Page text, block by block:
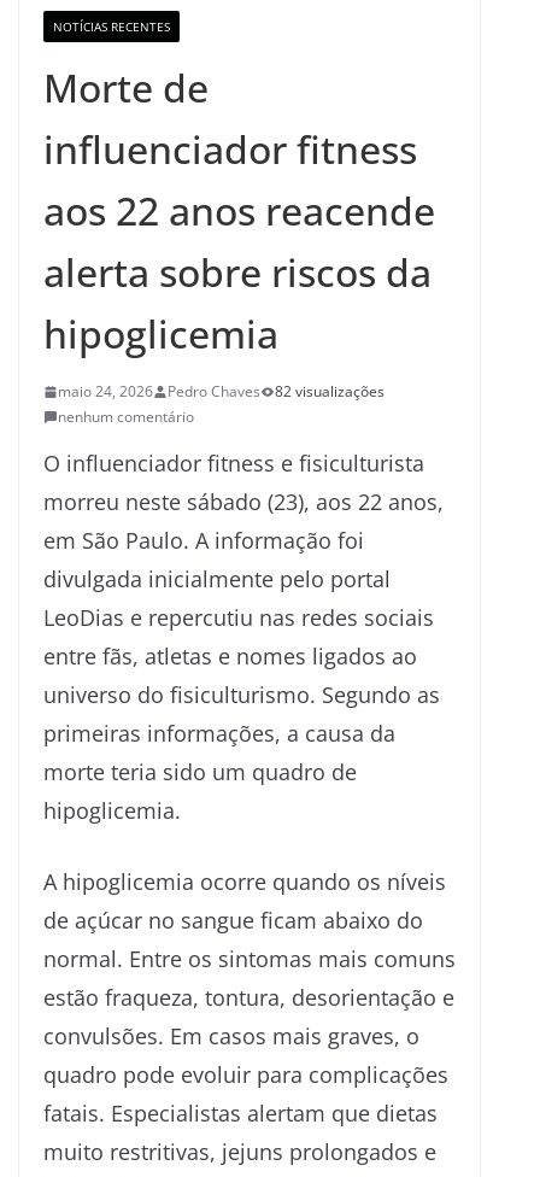
NOTÍCIAS RECENTES
Morte de
influenciador fitness
aos 22 anos reacende
alerta sobre riscos da
hipoglicemia
maio 24, 2026 Pedro Chaves
82 visualizações
nenhum comentário
O influenciador fitness e fisiculturista
morreu neste sábado (23), aos 22 anos,
em São Paulo. A informação foi
divulgada inicialmente pelo portal
LeoDias e repercutiu nas redes sociais
entre fãs, atletas e nomes ligados ao
universo do fisiculturismo. Segundo as
primeiras informações, a causa da
morte teria sido um quadro de
hipoglicemia.
A hipoglicemia ocorre quando os níveis
de açúcar no sangue ficam abaixo do
normal. Entre os sintomas mais comuns
estão fraqueza, tontura, desorientação e
convulsões. Em casos mais graves, o
quadro pode evoluir para complicações
fatais. Especialistas alertam que dietas
muito restritivas, jejuns prolongados e